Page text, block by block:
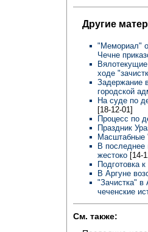
Другие
"Мемориал"
Чечне
ходе
Задержание
городской
На суде по
[18-12-01]
Процесс по
Праздник
Масштабные
В последнее
жестоко [14-
Подготовка
В Аргуне
"Зачистка" в
чеченские
См. также: